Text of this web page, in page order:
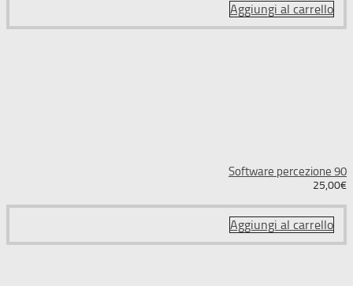
Aggiungi al carrello
Software percezione 90
25,00€
Aggiungi al carrello